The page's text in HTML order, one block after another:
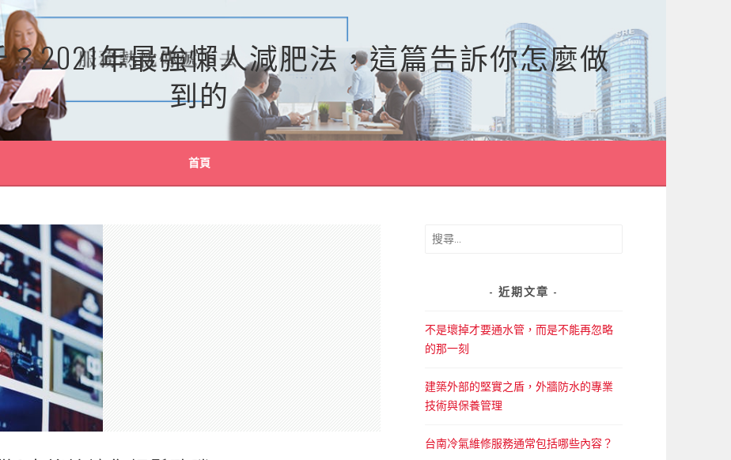
2021年最強懶人減肥法，這篇告訴你怎麼做
到的
首頁
搜
近期文章
不是壞掉才要通水管，而是不能再忽略
的那一刻
建築外部的堅實之盾，外牆防水的專業
技術與保養管理
台南冷氣維修服務通常包括哪些內容？